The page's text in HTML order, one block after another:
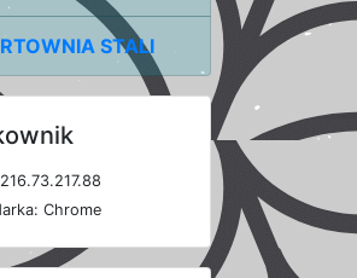
STALI
arka: Chrome